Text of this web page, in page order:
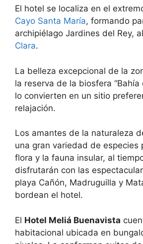
El hotel se localiza en el
Cayo Santa María, formando
archipiélago Jardines del Rey,
Clara.
La belleza excepcional de la
la reserva de la biosfera “Bahía
lo convierten en un sitio
relajación.
Los amantes de la naturaleza
una gran variedad de especies
flora y la fauna insular, al
disfrutarán con las
playa Cañón, Madruguilla y
bordean el hotel.
El Hotel Meliá Buenavista
habitacional ubicada en